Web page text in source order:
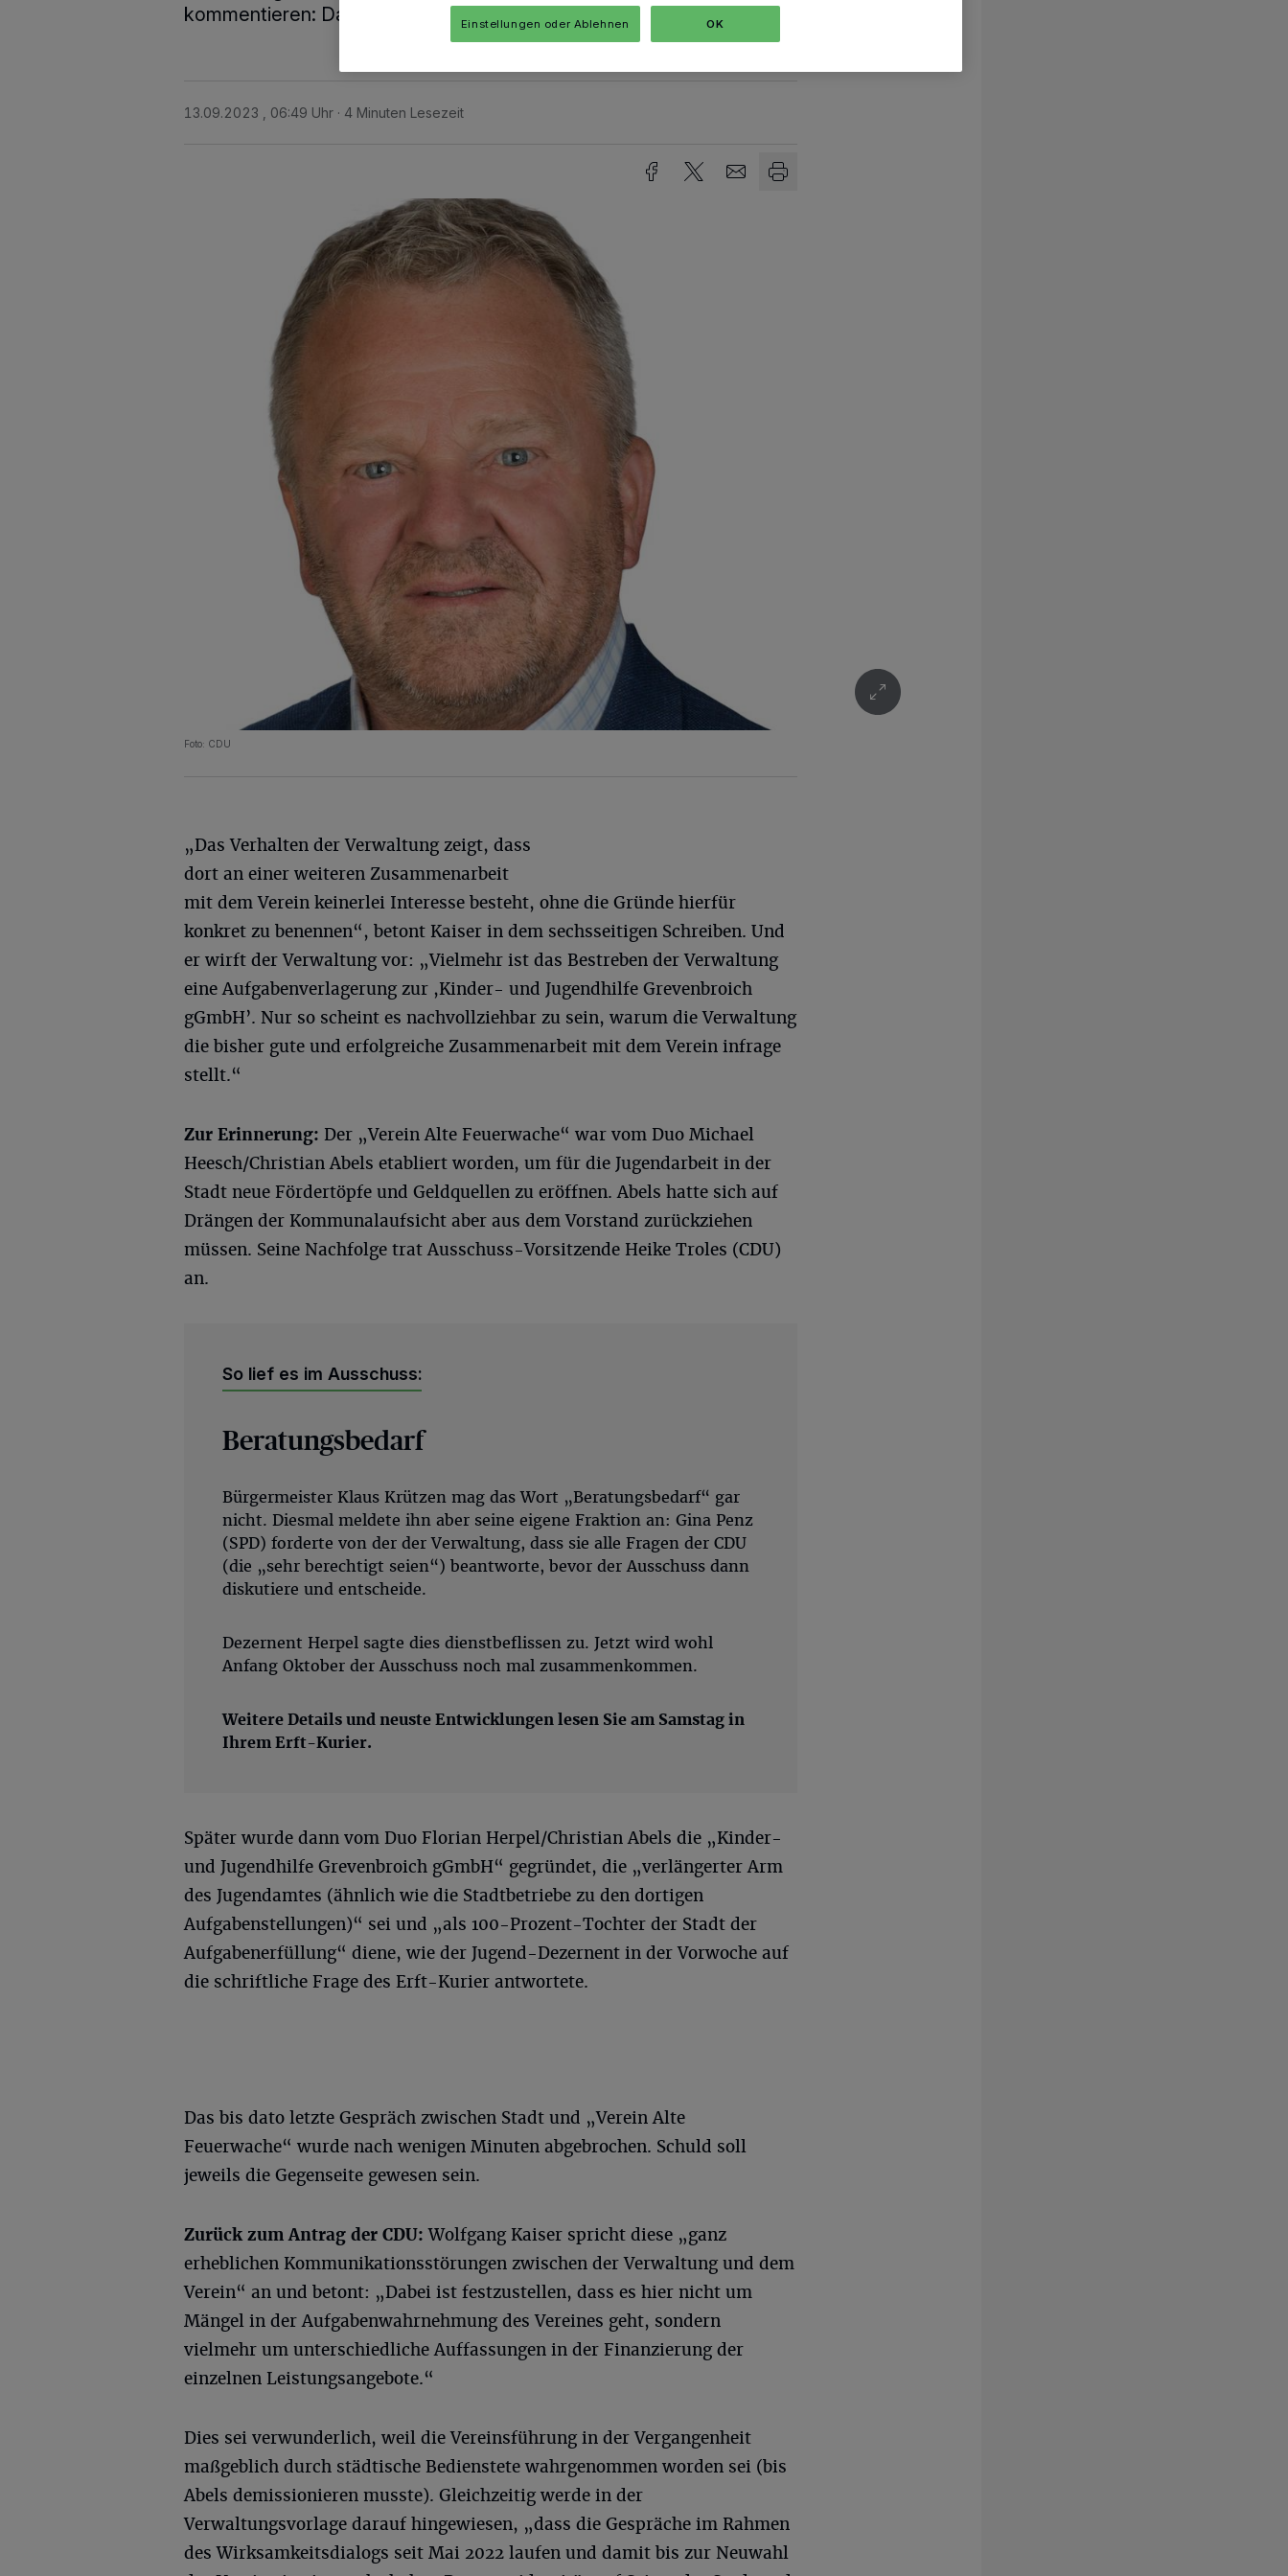
kommentieren: Das hat gesessen!
13.09.2023 , 06:49 Uhr 4 Minuten Lesezeit
Foto: CDU
„Das Verhalten der Verwaltung zeigt, dass
dort an einer weiteren Zusammenarbeit
mit dem Verein keinerlei Interesse besteht, ohne die Gründe hierfür
konkret zu benennen“, betont Kaiser in dem sechsseitigen Schreiben. Und
er wirft der Verwaltung vor: „Vielmehr ist das Bestreben der Verwaltung
eine Aufgabenverlagerung zur ,Kinder- und Jugendhilfe Grevenbroich
gGmbH’. Nur so scheint es nachvollziehbar zu sein, warum die Verwaltung
die bisher gute und erfolgreiche Zusammenarbeit mit dem Verein infrage
stellt.“
Zur Erinnerung: Der „Verein Alte Feuerwache“ war vom Duo Michael
Heesch/Christian Abels etabliert worden, um für die Jugendarbeit in der
Stadt neue Fördertöpfe und Geldquellen zu eröffnen. Abels hatte sich auf
Drängen der Kommunalaufsicht aber aus dem Vorstand zurückziehen
müssen. Seine Nachfolge trat Ausschuss-Vorsitzende Heike Troles (CDU)
an.
So lief es im Ausschuss:
Beratungsbedarf
Bürgermeister Klaus Krützen mag das Wort „Beratungsbedarf“ gar
nicht. Diesmal meldete ihn aber seine eigene Fraktion an: Gina Penz
(SPD) forderte von der der Verwaltung, dass sie alle Fragen der CDU
(die „sehr berechtigt seien“) beantworte, bevor der Ausschuss dann
diskutiere und entscheide.
Dezernent Herpel sagte dies dienstbeflissen zu. Jetzt wird wohl
Anfang Oktober der Ausschuss noch mal zusammenkommen.
Weitere Details und neuste Entwicklungen lesen Sie am Samstag in
Ihrem Erft-Kurier.
Später wurde dann vom Duo Florian Herpel/Christian Abels die „Kinder-
und Jugendhilfe Grevenbroich gGmbH“ gegründet, die „verlängerter Arm
des Jugendamtes (ähnlich wie die Stadtbetriebe zu den dortigen
Aufgabenstellungen)“ sei und „als 100-Prozent-Tochter der Stadt der
Aufgabenerfüllung“ diene, wie der Jugend-Dezernent in der Vorwoche auf
die schriftliche Frage des Erft-Kurier antwortete.
Das bis dato letzte Gespräch zwischen Stadt und „Verein Alte
Feuerwache“ wurde nach wenigen Minuten abgebrochen. Schuld soll
jeweils die Gegenseite gewesen sein.
Zurück zum Antrag der CDU: Wolfgang Kaiser spricht diese „ganz
erheblichen Kommunikationsstörungen zwischen der Verwaltung und dem
Verein“ an und betont: „Dabei ist festzustellen, dass es hier nicht um
Mängel in der Aufgabenwahrnehmung des Vereines geht, sondern
vielmehr um unterschiedliche Auffassungen in der Finanzierung der
einzelnen Leistungsangebote.“
Dies sei verwunderlich, weil die Vereinsführung in der Vergangenheit
maßgeblich durch städtische Bedienstete wahrgenommen worden sei (bis
Abels demissionieren musste). Gleichzeitig werde in der
Verwaltungsvorlage darauf hingewiesen, „dass die Gespräche im Rahmen
des Wirksamkeitsdialogs seit Mai 2022 laufen und damit bis zur Neuwahl
Einstellungen oder Ablehnen OK